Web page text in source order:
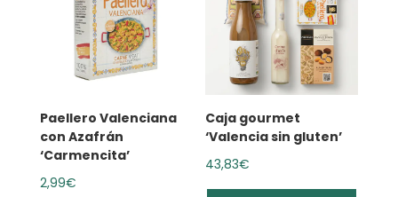
Paellero Valenciana
con Azafrán
‘Carmencita’
2,99€
Caja gourmet
‘Valencia sin gluten’
43,83€